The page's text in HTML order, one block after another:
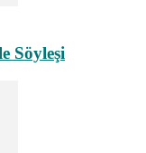
Söyleşi